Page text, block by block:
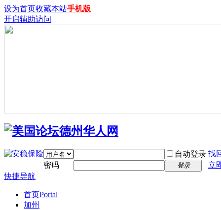
设为首页收藏本站手机版
开启辅助访问
自动登录 找
密码
登录
立
快捷导航
首页Portal
加州